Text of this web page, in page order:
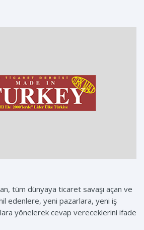
tüm dünyaya ticaret savaşı açan ve
edenlere, yeni pazarlara, yeni iş
yönelerek cevap vereceklerini ifade